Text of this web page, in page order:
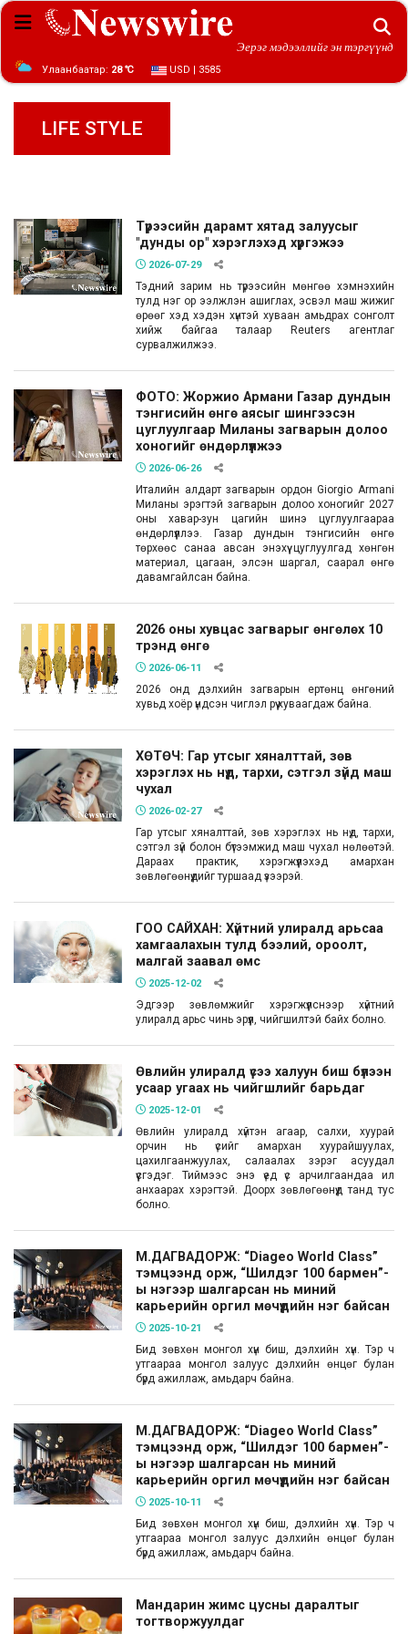
Эерэг мэдээллийг эн тэргүүнд
Улаанбаатар: 28 ℃ USD | 3585
LIFE STYLE
Түрээсийн дарамт хятад залуусыг
"дунды ор" хэрэглэхэд хүргэжээ
2026-07-29
Тэдний зарим нь түрээсийн мөнгөө хэмнэхийн
тулд нэг ор ээлжлэн ашиглах, эсвэл маш жижиг
өрөөг хэд хэдэн хүнтэй хуваан амьдрах сонголт
хийж байгаа талаар Reuters агентлаг
сурвалжилжээ.
ФОТО: Жоржио Армани Газар дундын
тэнгисийн өнгө аясыг шингээсэн
цуглуулгаар Миланы загварын долоо
хоногийг өндөрлүүлжээ
2026-06-26
Италийн алдарт загварын ордон Giorgio Armani
Миланы эрэгтэй загварын долоо хоногийг 2027
оны хавар-зун цагийн шинэ цуглуулгаараа
өндөрлүүллээ. Газар дундын тэнгисийн өнгө
төрхөөс санаа авсан энэхүү цуглуулгад хөнгөн
материал, цагаан, элсэн шаргал, саарал өнгө
давамгайлсан байна.
2026 оны хувцас загварыг өнгөлөх 10
трэнд өнгө
2026-06-11
2026 онд дэлхийн загварын ертөнц өнгөний
хувьд хоёр үндсэн чиглэл рүү хуваагдаж байна.
ХӨТӨЧ: Гар утсыг хяналттай, зөв
хэрэглэх нь нүд, тархи, сэтгэл зүйд маш
чухал
2026-02-27
Гар утсыг хяналттай, зөв хэрэглэх нь нүд, тархи,
сэтгэл зүй болон бүтээмжид маш чухал нөлөөтэй.
Дараах практик, хэрэгжүүлэхэд амархан
зөвлөгөөнүүдийг туршаад үзээрэй.
ГОО САЙХАН: Хүйтний улиралд арьсаа
хамгаалахын тулд бээлий, ороолт,
малгай заавал өмс
2025-12-02
Эдгээр зөвлөмжийг хэрэгжүүлснээр хүйтний
улиралд арьс чинь эрүүл, чийгшилтэй байх болно.
Өвлийн улиралд үсээ халуун биш бүлээн
усаар угаах нь чийгшлийг барьдаг
2025-12-01
Өвлийн улиралд хүйтэн агаар, салхи, хуурай
орчин нь үсийг амархан хуурайшуулах,
цахилгаанжуулах, салаалах зэрэг асуудал
үүсгэдэг. Тиймээс энэ үед үс арчилгаандаа илүү
анхаарах хэрэгтэй. Доорх зөвлөгөөнүүд танд тус
болно.
М.ДАГВАДОРЖ: “Diageo World Class”
тэмцээнд орж, “Шилдэг 100 бармен”-
ы нэгээр шалгарсан нь миний
карьерийн оргил мөчүүдийн нэг байсан
2025-10-21
Бид зөвхөн монгол хүн биш, дэлхийн хүн. Тэр ч
утгаараа монгол залуус дэлхийн өнцөг булан
бүрд ажиллаж, амьдарч байна.
М.ДАГВАДОРЖ: “Diageo World Class”
тэмцээнд орж, “Шилдэг 100 бармен”-
ы нэгээр шалгарсан нь миний
карьерийн оргил мөчүүдийн нэг байсан
2025-10-11
Бид зөвхөн монгол хүн биш, дэлхийн хүн. Тэр ч
утгаараа монгол залуус дэлхийн өнцөг булан
бүрд ажиллаж, амьдарч байна.
Мандарин жимс цусны даралтыг
тогтворжуулдаг